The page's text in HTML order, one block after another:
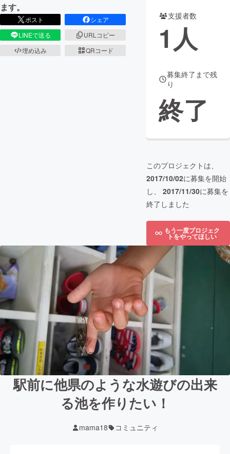
CAMPFIRE for Social Good CAMPFIRE Creation
CAMPFIREふるさと納税
コミュニティ
ます。
ポスト
シェア
LINEで送る
URLコピー
埋め込み
QRコード
支援者数
1人
募集終了まで残
り
終了
このプロジェクトは、
2017/10/02に募集を開始
し、 2017/11/30に募集を
終了しました
もう一度プロジェク
トをやってほしい
駅前に他県のような水遊びの出来
る池を作りたい！
mama18 コミュニティ